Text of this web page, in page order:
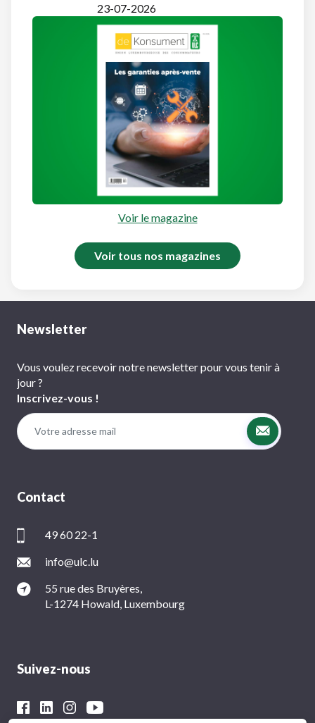
23-07-2026
Voir le magazine
Voir tous nos magazines
Newsletter
Vous voulez recevoir notre newsletter pour vous tenir à
jour ?
Inscrivez-vous !
Contact
49 60 22-1
info@ulc.lu
55 rue des Bruyères,
L-1274 Howald, Luxembourg
Suivez-nous